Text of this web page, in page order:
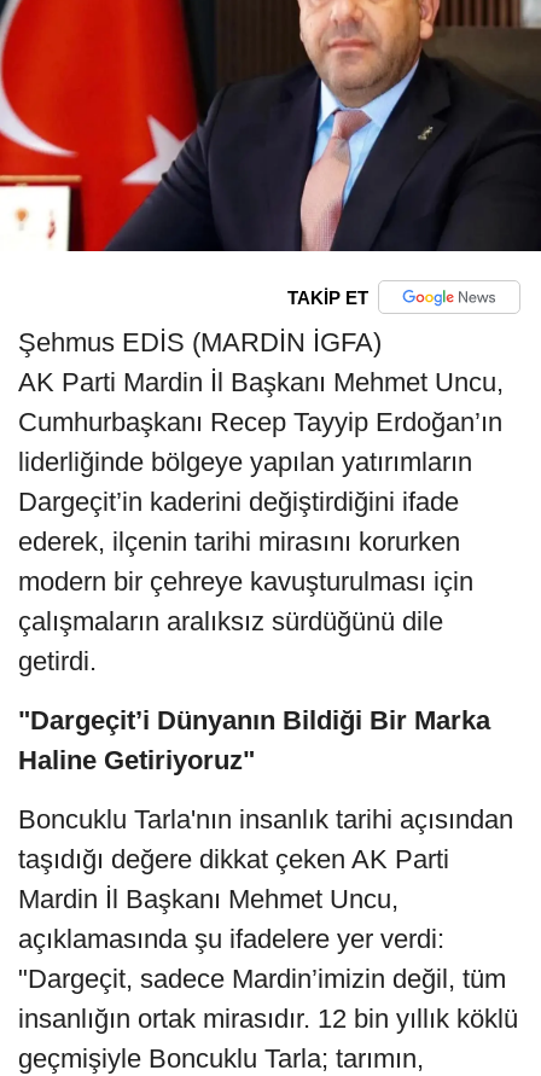
TAKİP ET
Şehmus EDİS (MARDİN İGFA)
AK Parti Mardin İl Başkanı Mehmet Uncu,
Cumhurbaşkanı Recep Tayyip Erdoğan’ın
liderliğinde bölgeye yapılan yatırımların
Dargeçit’in kaderini değiştirdiğini ifade
ederek, ilçenin tarihi mirasını korurken
modern bir çehreye kavuşturulması için
çalışmaların aralıksız sürdüğünü dile
getirdi.
"Dargeçit’i Dünyanın Bildiği Bir Marka
Haline Getiriyoruz"
Boncuklu Tarla'nın insanlık tarihi açısından
taşıdığı değere dikkat çeken AK Parti
Mardin İl Başkanı Mehmet Uncu,
açıklamasında şu ifadelere yer verdi:
"Dargeçit, sadece Mardin’imizin değil, tüm
insanlığın ortak mirasıdır. 12 bin yıllık köklü
geçmişiyle Boncuklu Tarla; tarımın,